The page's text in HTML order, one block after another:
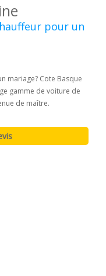
pour un
mariage? Cote Basque
gamme de voiture de
de maître.